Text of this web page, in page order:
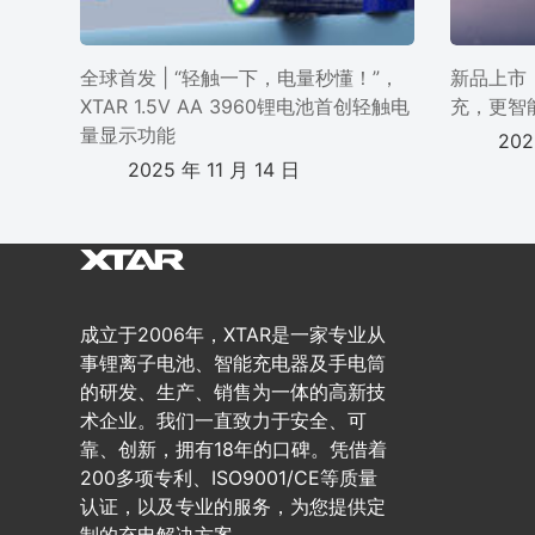
全球首发 | “轻触一下，电量秒懂！”，
XTAR 1.5V AA 3960锂电池首创轻触电
量显示功能
2025 年 11 月 14 日
新品上市
充，更智
成立于2006年，XTAR是一家专业从
事锂离子电池、智能充电器及手电筒
的研发、生产、销售为一体的高新技
术企业。我们一直致力于安全、可
靠、创新，拥有18年的口碑。凭借着
200多项专利、ISO9001/CE等质量
认证，以及专业的服务，为您提供定